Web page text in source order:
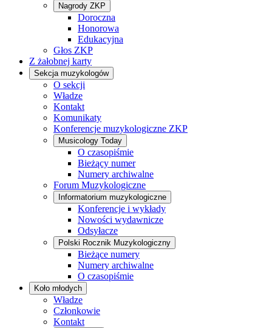
Nagrody ZKP
Doroczna
Honorowa
Edukacyjna
Głos ZKP
Z żałobnej karty
Sekcja muzykologów
O sekcji
Władze
Kontakt
Komunikaty
Konferencje muzykologiczne ZKP
Musicology Today
O czasopiśmie
Bieżący numer
Numery archiwalne
Forum Muzykologiczne
Informatorium muzykologiczne
Konferencje i wykłady
Nowości wydawnicze
Odsyłacze
Polski Rocznik Muzykologiczny
Bieżące numery
Numery archiwalne
O czasopiśmie
Koło młodych
Władze
Członkowie
Kontakt